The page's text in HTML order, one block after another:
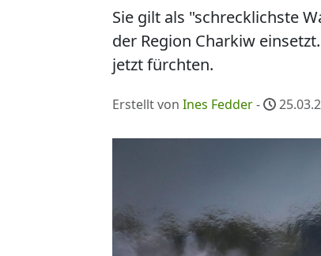
Sie gilt als "schrecklichste
der Region Charkiw
jetzt fürchten.
Erstellt von Ines Fedder-